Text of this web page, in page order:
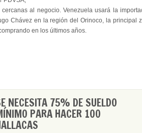
al negocio. Venezuela usará la
Chávez en la región del Orinoco, la principal
en los últimos años.
NECESITA 75% DE SUELDO
PARA HACER 100